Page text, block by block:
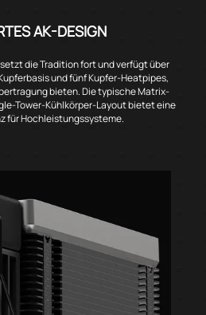
AK-DESIGN
setzt die Tradition fort und verfügt über
und fünf Kupfer-Heatpipes,
bieten. Die typische Matrix-
Tower-Kühlkörper-Layout bietet eine
für Hochleistungssysteme.